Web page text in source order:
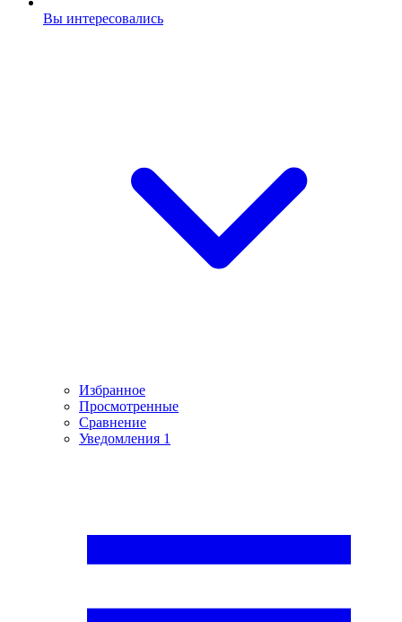
Вы интересовались
Избранное
Просмотренные
Сравнение
Уведомления 1